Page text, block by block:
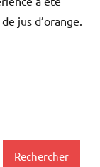
jus d’orange.
Rechercher